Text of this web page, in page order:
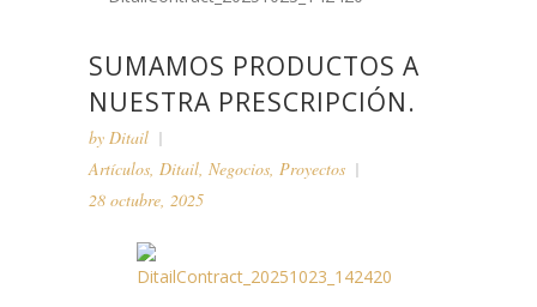
SUMAMOS PRODUCTOS A
NUESTRA PRESCRIPCIÓN.
by Ditail
Artículos, Ditail, Negocios, Proyectos
28 octubre, 2025